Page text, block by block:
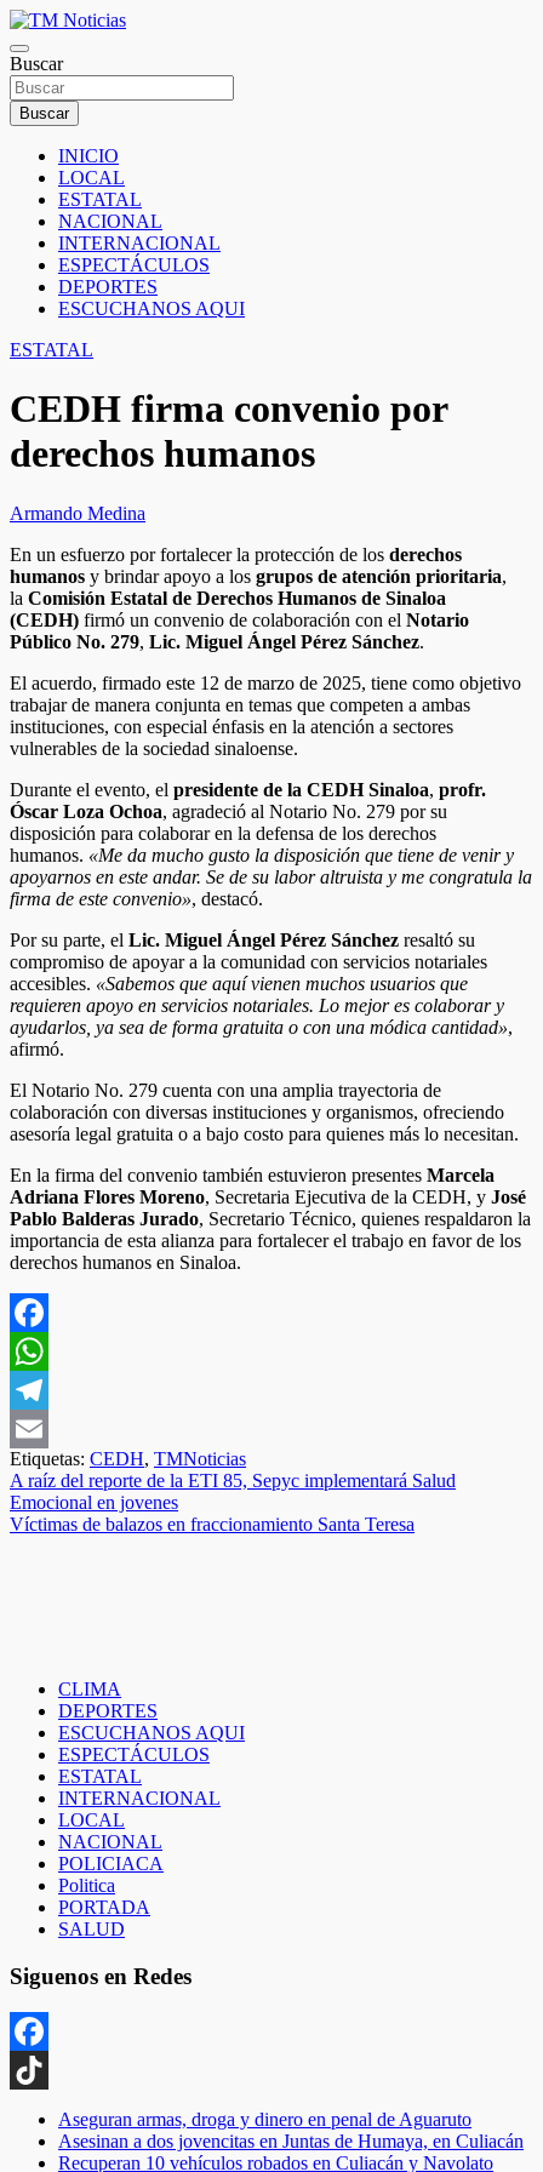
Saltar
al
contenido
TM Noticias
TM Noticias
Buscar
Buscar
INICIO
LOCAL
ESTATAL
NACIONAL
INTERNACIONAL
ESPECTÁCULOS
DEPORTES
ESCUCHANOS AQUI
ESTATAL
CEDH firma convenio por
derechos humanos
Armando Medina
En un esfuerzo por fortalecer la protección de los derechos
humanos y brindar apoyo a los grupos de atención prioritaria,
la Comisión Estatal de Derechos Humanos de Sinaloa
(CEDH) firmó un convenio de colaboración con el Notario
Público No. 279, Lic. Miguel Ángel Pérez Sánchez.
El acuerdo, firmado este 12 de marzo de 2025, tiene como objetivo
trabajar de manera conjunta en temas que competen a ambas
instituciones, con especial énfasis en la atención a sectores
vulnerables de la sociedad sinaloense.
Durante el evento, el presidente de la CEDH Sinaloa, profr.
Óscar Loza Ochoa, agradeció al Notario No. 279 por su
disposición para colaborar en la defensa de los derechos
humanos. «Me da mucho gusto la disposición que tiene de venir y
apoyarnos en este andar. Se de su labor altruista y me congratula la
firma de este convenio», destacó.
Por su parte, el Lic. Miguel Ángel Pérez Sánchez resaltó su
compromiso de apoyar a la comunidad con servicios notariales
accesibles. «Sabemos que aquí vienen muchos usuarios que
requieren apoyo en servicios notariales. Lo mejor es colaborar y
ayudarlos, ya sea de forma gratuita o con una módica cantidad»,
afirmó.
El Notario No. 279 cuenta con una amplia trayectoria de
colaboración con diversas instituciones y organismos, ofreciendo
asesoría legal gratuita o a bajo costo para quienes más lo necesitan.
En la firma del convenio también estuvieron presentes Marcela
Adriana Flores Moreno, Secretaria Ejecutiva de la CEDH, y José
Pablo Balderas Jurado, Secretario Técnico, quienes respaldaron la
importancia de esta alianza para fortalecer el trabajo en favor de los
derechos humanos en Sinaloa.
Facebook
WhatsApp
Telegram
Email
Etiquetas: CEDH, TMNoticias
Navegación
de
A raíz del reporte de la ETI 85, Sepyc implementará Salud
Emocional en jovenes
Víctimas de balazos en fraccionamiento Santa Teresa
CLIMA
DEPORTES
ESCUCHANOS AQUI
ESPECTÁCULOS
ESTATAL
INTERNACIONAL
LOCAL
NACIONAL
POLICIACA
Politica
PORTADA
SALUD
Siguenos en Redes
Facebook
TikTok
Aseguran armas, droga y dinero en penal de Aguaruto
Asesinan a dos jovencitas en Juntas de Humaya, en Culiacán
Recuperan 10 vehículos robados en Culiacán y Navolato